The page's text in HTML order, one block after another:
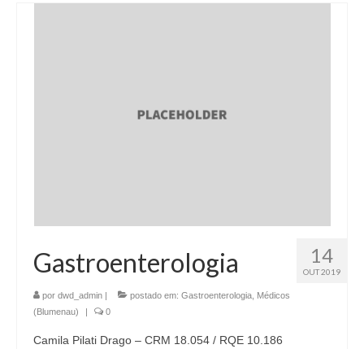
14
OUT 2019
Gastroenterologia
por dwd_admin | postado em: Gastroenterologia Médicos
(Blumenau)
| 0
Camila Pilati Drago – CRM 18.054 / RQE 10.186